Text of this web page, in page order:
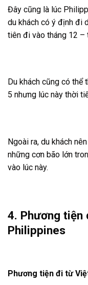
Đây cũng là lúc
du khách có ý định đi
tiên đi vào tháng 12 –
Du khách cũng có
5 nhưng lúc này thời
Ngoài ra, du khách
những cơn bão lớn
vào lúc này.
4. Phương tiện
Philippines
Phương tiện đi từ